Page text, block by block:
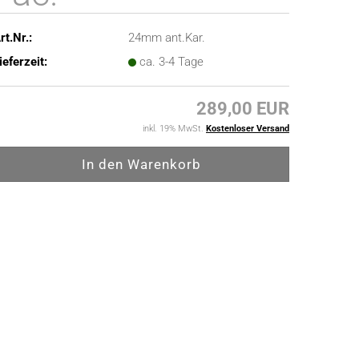
24mm ant.Kar.
ca. 3-4 Tage
289,00 EUR
inkl. 19% MwSt. Kostenloser Versand